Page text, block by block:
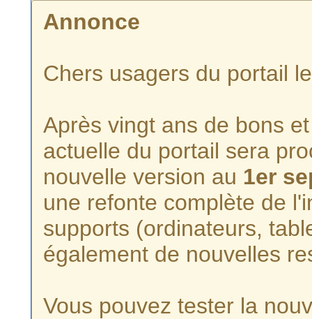
Annonce
Chers usagers du portail
Après vingt ans de bons
actuelle du portail sera
nouvelle version au 1er
une refonte complète de
supports (ordinateurs,
également de nouvelles
Vous pouvez tester la